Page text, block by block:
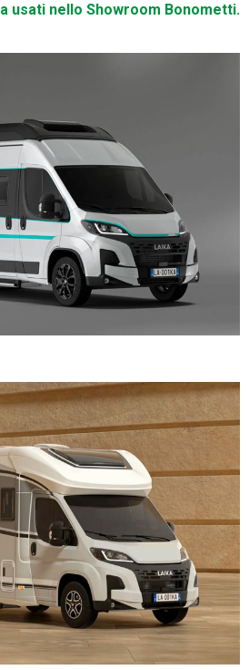
usati nello Showroom Bonometti.